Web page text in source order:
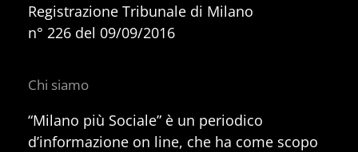
Registrazione Tribunale di Milano
n° 226 del 09/09/2016
Chi siamo
“Milano più Sociale” è un periodico
d’informazione on line, che ha come scopo